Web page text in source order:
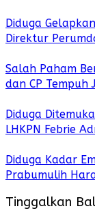
Diduga
Direktur
Salah Paham
dan CP
Diduga
LHKPN Febrie
Diduga Kadar
Prabumulih
Tinggalkan